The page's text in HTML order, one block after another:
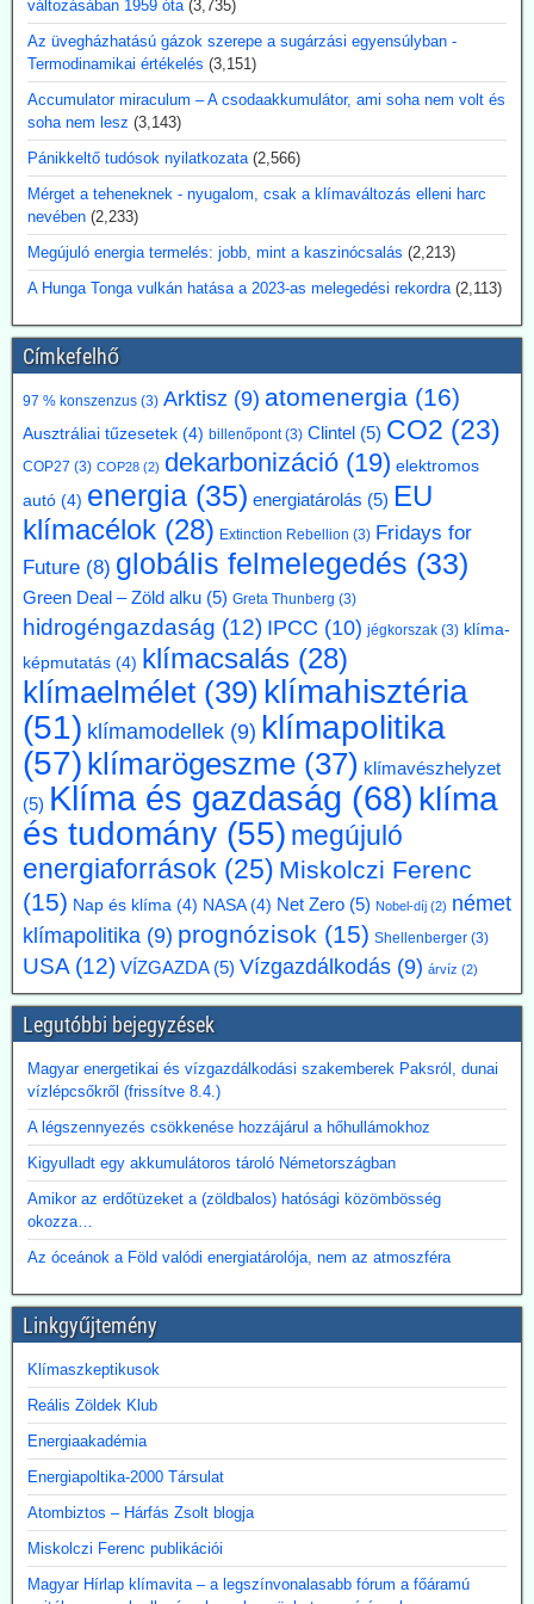
Markus Krebber, az RWE vezérigazgatója azt követeli, hogy
hosszabbítsák meg a német klímacélok elérése határidejét, és a
klímasemlegességet 2045-ről 2050-re halasszák el. Úgy véli, hogy a
korábbi, az EU 2050-es célévétől eltérő német „különút” gazdasági
szempontból káros és klímapolitikai szempontból hatástalan.
Vassiliadis, szakszervezeti vezetője támogatja a kezdeményezést,
mivel a magas energiaköltségek, a gyenge konjunktúra és a rövid
beruházási határidők elsősorban az energiaintenzív vállalkozásokat
terhelik. A törvényes cél azonban továbbra is érvényben marad,
amíg a Bundestag nem módosítja az éghajlatvédelmi törvényt.
Kommentárunk: Az öt év halasztás kb. annyit jelent, mint
fuldoklónak a szalmaszál. És evvel a két idézett vezető is tisztában
van.
2026.07.17. Műszaki Magazin: A BME kutatói
segítenek kideríteni, hogyan lehetne Budapestre
vinni a paksi hőt
Az atomerőmű hulladékhőjének a fővárosi távfűtésben történő
hasznosítása gazdasági és környezetvédelmi szempontból is
ígéretes elképzelés.
A főváros távhőrendszerét üzemeltető Budapesti Közművek (BKM)
több hónapig tartó tárgyalások után megbízási szerződést kötött a
BME-vel egy döntést megalapozó tanulmány közös elkészítésére a
Paksi Atomerőmű hőjének a fővárosi távfűtési rendszerbe való
eljuttatása lehetőségéről.
változásában 1959 óta (3,735)
Az üvegházhatású gázok szerepe a sugárzási egyensúlyban -
Termodinamikai értékelés (3,151)
Accumulator miraculum – A csodaakkumulátor, ami soha nem volt és
soha nem lesz (3,143)
Pánikkeltő tudósok nyilatkozata (2,566)
Mérget a teheneknek - nyugalom, csak a klímaváltozás elleni harc
nevében (2,233)
Megújuló energia termelés: jobb, mint a kaszinócsalás (2,213)
A Hunga Tonga vulkán hatása a 2023-as melegedési rekordra (2,113)
Címkefelhő
97 % konszenzus (3) Arktisz (9) atomenergia (16)
Ausztráliai tűzesetek (4) billenőpont(3) Clintel (5) CO2 (23)
COP27 (3) COP28 (2) dekarbonizáció (19) elektromos
autó (4) energia (35) energiatárolás (5) EU
klímacélok (28) Extinction Rebellion (3) Fridays for
Future (8) globális felmelegedés (33)
Green Deal – Zöld alku (5) Greta Thunberg (3)
hidrogéngazdaság (12) IPCC (10) jégkorszak (3) klíma-
képmutatás (4) klímacsalás (28)
klímaelmélet (39) klímahisztéria
(51) klímamodellek (9) klímapolitika
(57) klímarögeszme (37) klímavészhelyzet
(5) Klíma és gazdaság (68) klíma
és tudomány (55) megújuló
energiaforrások (25) Miskolczi Ferenc
(15) Nap és klíma (4) NASA(4) Net Zero (5) Nobel-díj (2) német
klímapolitika (9) prognózisok (15) Shellenberger (3)
USA (12) VÍZGAZDA(5) Vízgazdálkodás (9) árvíz (2)
Legutóbbi bejegyzések
Magyar energetikai és vízgazdálkodási szakemberek Paksról, dunai
vízlépcsőkről (frissítve 8.4.)
A légszennyezés csökkenése hozzájárul a hőhullámokhoz
Kigyulladt egy akkumulátoros tároló Németországban
Amikor az erdőtüzeket a (zöldbalos) hatósági közömbösség
okozza…
Az óceánok a Föld valódi energiatárolója, nem az atmoszféra
Linkgyűjtemény
Klímaszkeptikusok
Reális Zöldek Klub
Energiaakadémia
Energiapoltika-2000 Társulat
Atombiztos – Hárfás Zsolt blogja
Miskolczi Ferenc publikációi
Magyar Hírlap klímavita – a legszínvonalasabb fórum a főáramú